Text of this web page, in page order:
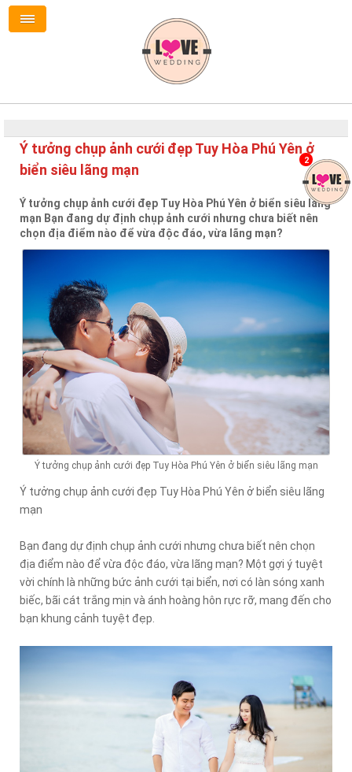
Ý tưởng chụp ảnh cưới đẹp Tuy Hòa Phú Yên ở
biển siêu lãng mạn
Ý tưởng chụp ảnh cưới đẹp Tuy Hòa Phú Yên ở biển siêu lãng
mạn Bạn đang dự định chụp ảnh cưới nhưng chưa biết nên
chọn địa điểm nào để vừa độc đáo, vừa lãng mạn?
Ý tưởng chụp ảnh cưới đẹp Tuy Hòa Phú Yên ở biển siêu lãng mạn
Ý tưởng chụp ảnh cưới đẹp Tuy Hòa Phú Yên ở biển siêu lãng
mạn
Bạn đang dự định chụp ảnh cưới nhưng chưa biết nên chọn
địa điểm nào để vừa độc đáo, vừa lãng mạn? Một gợi ý tuyệt
vời chính là những bức ảnh cưới tại biển, nơi có làn sóng xanh
biếc, bãi cát trắng mịn và ánh hoàng hôn rực rỡ, mang đến cho
bạn khung cảnh tuyệt đẹp.
2